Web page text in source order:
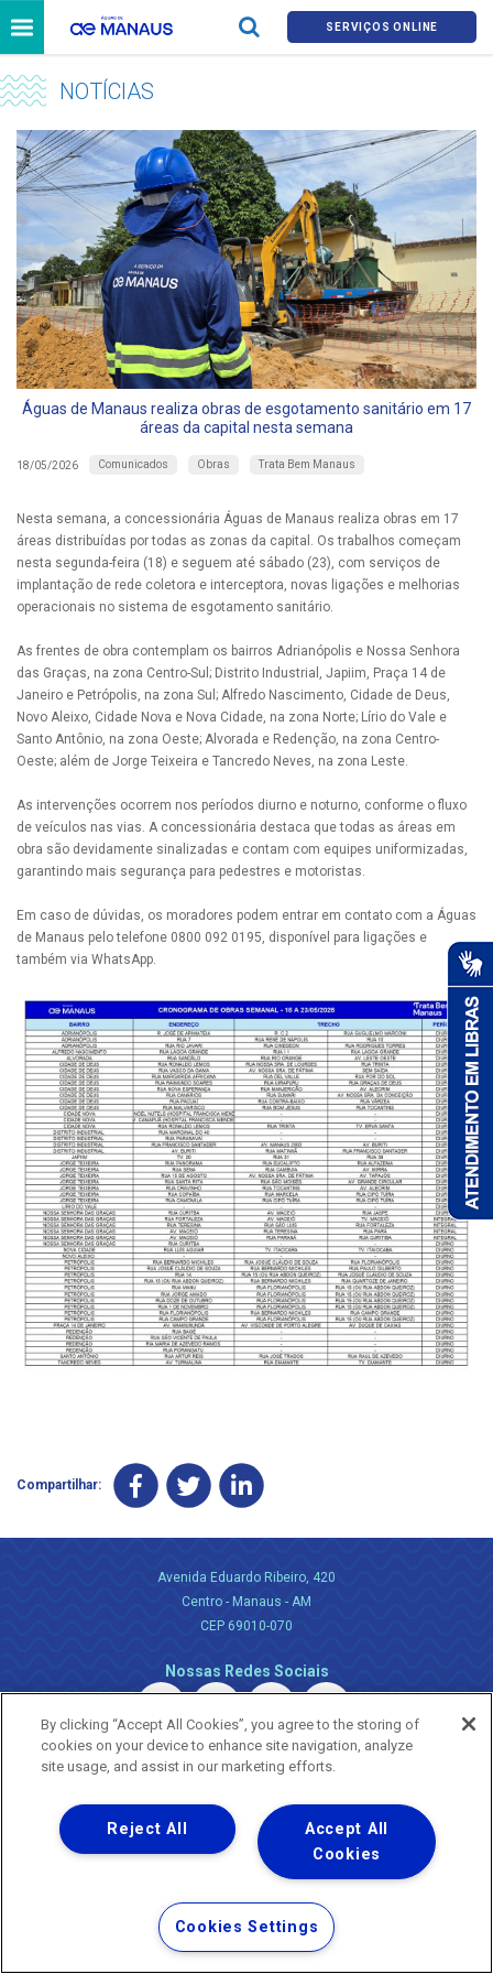
SERVIÇOS ONLINE
NOTÍCIAS
Águas de Manaus realiza obras de esgotamento sanitário em 17
áreas da capital nesta semana
18/05/2026 Comunicados Obras Trata Bem Manaus
Nesta semana, a concessionária Águas de Manaus realiza obras em 17
áreas distribuídas por todas as zonas da capital. Os trabalhos começam
nesta segunda-feira (18) e seguem até sábado (23), com serviços de
implantação de rede coletora e interceptora, novas ligações e melhorias
operacionais no sistema de esgotamento sanitário.
As frentes de obra contemplam os bairros Adrianópolis e Nossa Senhora
das Graças, na zona Centro-Sul; Distrito Industrial, Japiim, Praça 14 de
Janeiro e Petrópolis, na zona Sul; Alfredo Nascimento, Cidade de Deus,
Novo Aleixo, Cidade Nova e Nova Cidade, na zona Norte; Lírio do Vale e
Santo Antônio, na zona Oeste; Alvorada e Redenção, na zona Centro-
Oeste; além de Jorge Teixeira e Tancredo Neves, na zona Leste.
As intervenções ocorrem nos períodos diurno e noturno, conforme o fluxo
de veículos nas vias. A concessionária destaca que todas as áreas em
obra são devidamente sinalizadas e contam com equipes uniformizadas,
garantindo mais segurança para pedestres e motoristas.
Em caso de dúvidas, os moradores podem entrar em contato com a Águas
de Manaus pelo telefone 0800 092 0195, disponível para ligações e
também via WhatsApp.
Compartilhar:
Avenida Eduardo Ribeiro, 420
Centro - Manaus - AM
CEP 69010-070
Nossas Redes Sociais
Uma empresa
Copyright ® 2026 - Todos os Direitos Reservados.
Nossa natureza movimenta a vida
Termos Gerais de Uso de Sites e Aplicativos
Política de Privacidade e Proteção de Dados
By clicking “Accept All Cookies”, you agree to the storing of
cookies on your device to enhance site navigation, analyze
site usage, and assist in our marketing efforts.
Accept All
Cookies
Reject All
Cookies Settings